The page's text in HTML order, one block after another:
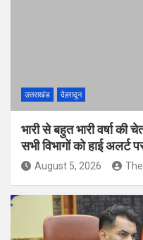
उत्तराखंड देहरादून
भारी से बहुत भारी वर्षा की
सभी विभागों को हाई अलर्ट
August 5, 2026